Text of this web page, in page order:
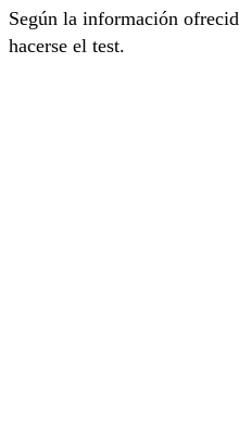
Según la información
hacerse el test.